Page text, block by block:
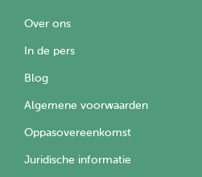
Over ons
In de pers
Blog
Algemene voorwaarden
Oppasovereenkomst
Juridische informatie